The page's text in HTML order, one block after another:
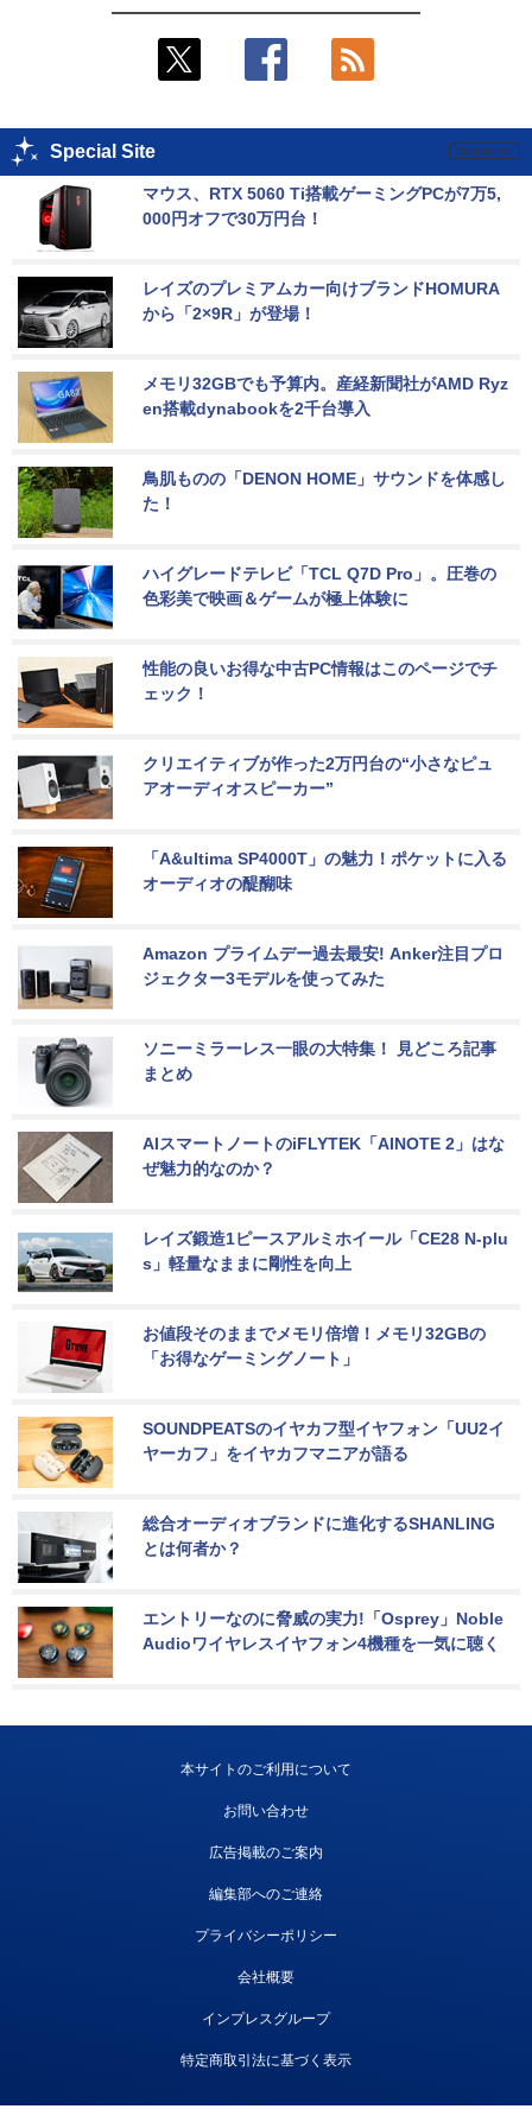
Special Site
マウス、RTX 5060 Ti搭載ゲーミングPCが7万5,
000円オフで30万円台！
レイズのプレミアムカー向けブランドHOMURA
から「2×9R」が登場！
メモリ32GBでも予算内。産経新聞社がAMD Ryz
en搭載dynabookを2千台導入
鳥肌ものの「DENON HOME」サウンドを体感し
た！
ハイグレードテレビ「TCL Q7D Pro」。圧巻の
色彩美で映画＆ゲームが極上体験に
性能の良いお得な中古PC情報はこのページでチ
ェック！
クリエイティブが作った2万円台の“小さなピュ
アオーディオスピーカー”
「A&ultima SP4000T」の魅力！ポケットに入る
オーディオの醍醐味
Amazon プライムデー過去最安! Anker注目プロ
ジェクター3モデルを使ってみた
ソニーミラーレス一眼の大特集！ 見どころ記事
まとめ
AIスマートノートのiFLYTEK「AINOTE 2」はな
ぜ魅力的なのか？
レイズ鍛造1ピースアルミホイール「CE28 N-plu
s」軽量なままに剛性を向上
お値段そのままでメモリ倍増！メモリ32GBの
「お得なゲーミングノート」
SOUNDPEATSのイヤカフ型イヤフォン「UU2イ
ヤーカフ」をイヤカフマニアが語る
総合オーディオブランドに進化するSHANLING
とは何者か？
エントリーなのに脅威の実力!「Osprey」Noble
Audioワイヤレスイヤフォン4機種を一気に聴く
本サイトのご利用について
お問い合わせ
広告掲載のご案内
編集部へのご連絡
プライバシーポリシー
会社概要
インプレスグループ
特定商取引法に基づく表示